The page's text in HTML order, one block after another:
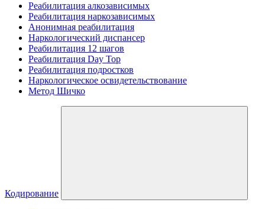
Реабилитация алкозависимых
Реабилитация наркозависимых
Анонимная реабилитация
Наркологический диспансер
Реабилитация 12 шагов
Реабилитация Day Top
Реабилитация подростков
Наркологическое освидетельствование
Метод Шичко
Кодирование